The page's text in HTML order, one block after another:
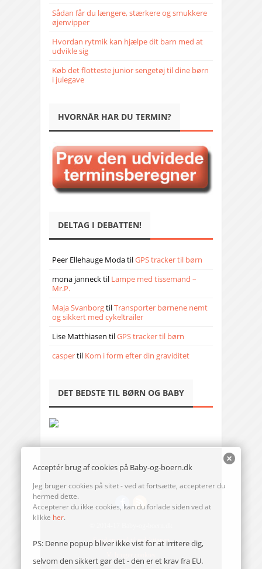
Sådan får du længere, stærkere og smukkere
øjenvipper
Hvordan rytmik kan hjælpe dit barn med at
udvikle sig
Køb det flotteste junior sengetøj til dine børn
i julegave
HVORNÅR HAR DU TERMIN?
DELTAG I DEBATTEN!
Peer Ellehauge ModatilGPS tracker til børn
mona jannecktil Lampe med tissemand –
Mr.P.
Maja SvanborgtilTransporter børnene nemt
og sikkert med cykeltrailer
Lise Matthiasen tilGPS tracker til børn
caspertil Kom i form efter din graviditet
DET BEDSTE TIL BØRN OG BABY
Send en mail til redaktionen
Acceptér brug af cookies på Baby-og-boern.dk
Jeg bruger cookies på sitet - ved at fortsætte, accepterer du
hermed dette.
Accepterer du ikke cookies, kan du forlade siden ved at
klikke her.
PS: Denne popup bliver ikke vist for at irritere dig,
selvom den sikkert gør det - den er et krav fra EU.